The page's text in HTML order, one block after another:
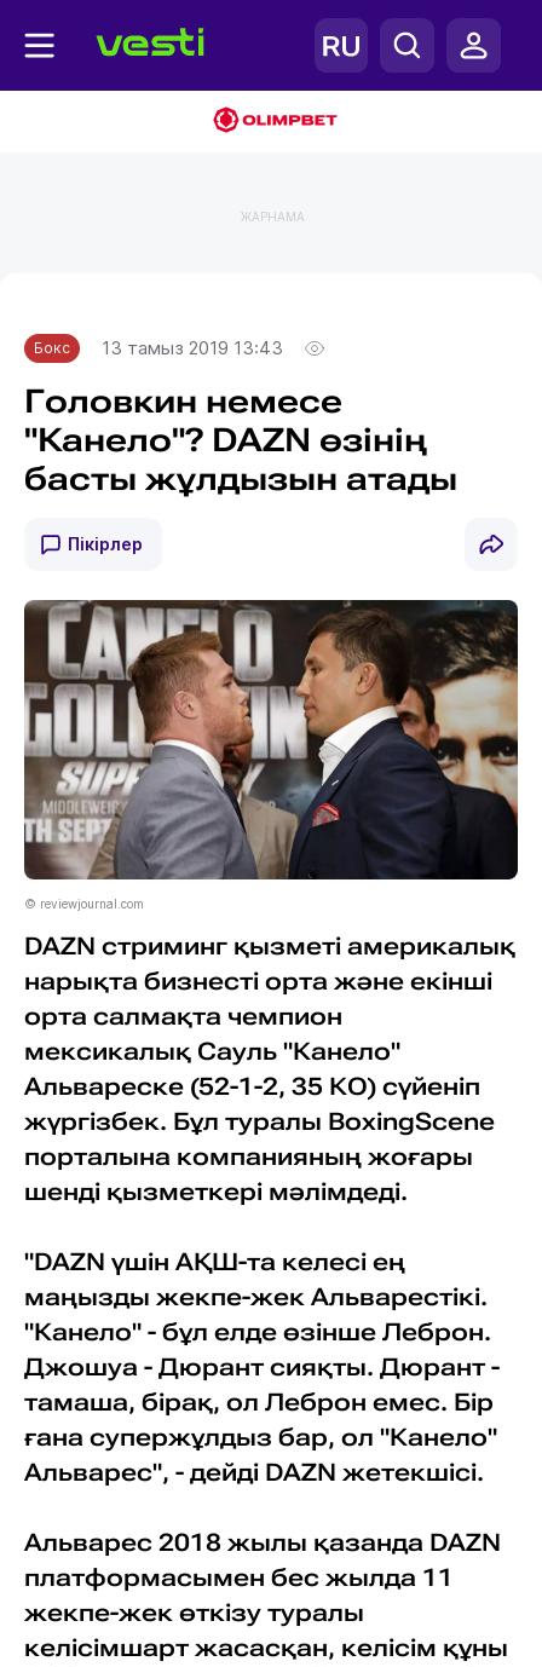
ЖАРНАМА
Бокс 13 тамыз 2019 13:43
Головкин немесе
"Канело"? DAZN өзінің
басты жұлдызын атады
Пікірлер
© reviewjournal.com
DAZN стриминг қызметі америкалық
нарықта бизнесті орта және екінші
орта салмақта чемпион
мексикалық Сауль "Канело"
Альвареске (52-1-2, 35 КО) сүйеніп
жүргізбек. Бұл туралы BoxingScene
порталына компанияның жоғары
шенді қызметкері мәлімдеді.
"DAZN үшін АҚШ-та келесі ең
маңызды жекпе-жек Альварестікі.
"Канело" - бұл елде өзінше Леброн.
Джошуа - Дюрант сияқты. Дюрант -
тамаша, бірақ, ол Леброн емес. Бір
ғана супержұлдыз бар, ол "Канело"
Альварес", - дейді DAZN жетекшісі.
Альварес 2018 жылы қазанда DAZN
платформасымен бес жылда 11
жекпе-жек өткізу туралы
келісімшарт жасасқан, келісім құны